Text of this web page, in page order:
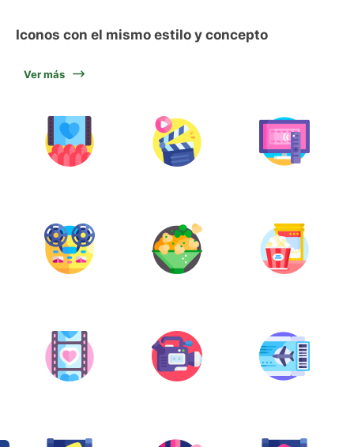
Iconos con el mismo estilo y concepto
Ver más